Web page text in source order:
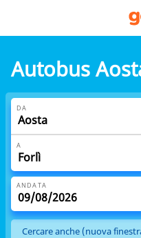
Autobus
DA
A
ANDATA
Cercare anche (nuova